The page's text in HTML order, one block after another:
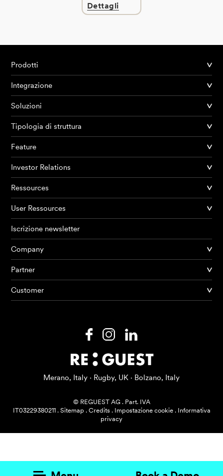
Prodotti
AI Agents
Risorse
Dettagli
Prodotti
Integrazione
Soluzioni
Tipologia di struttura
Feature
Investor Relations
Ressources
User Ressources
Iscrizione newsletter
Company
Partner
Customer
Merano, Italy · Rugby, UK · Bolzano, Italy
© REGUEST AG. Part. IVA
IT03229380211. Sitemap . Credits. Impostazione cookie. Informativa
privacy